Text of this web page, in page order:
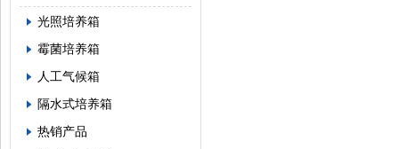
光照培养箱
霉菌培养箱
人工气候箱
隔水式培养箱
热销产品